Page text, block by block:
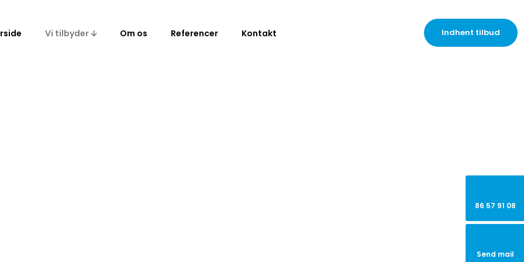
86 57 91 08
Send mail
Vi tilbyder 🡫 Om os Referencer Kontakt Indhent tilbud